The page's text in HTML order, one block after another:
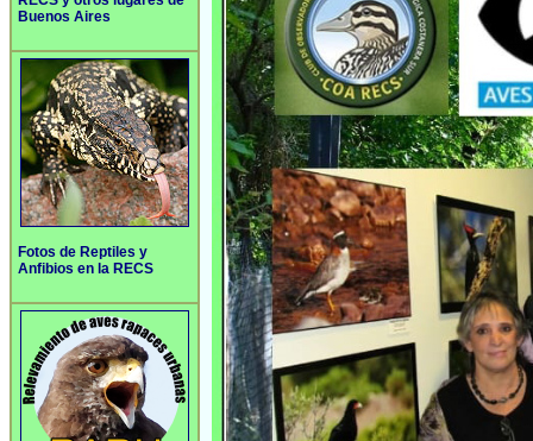
Buenos Aires
Fotos de Reptiles y
Anfibios en la RECS